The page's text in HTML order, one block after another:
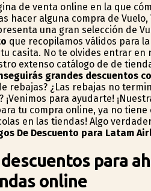
de venta online en la que
hacer alguna compra de
una gran selección de
que recopilamos válidos para
casita. No te olvides entrar en
extenso catálogo de de
grandes descuentos
rebajas? ¿Las rebajas no
¡Venimos para ayudarte!
tu compra online, ya no
en las tiendas! Algo
De Descuento para Latam
para
online